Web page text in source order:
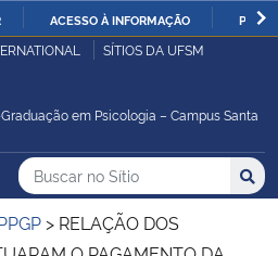
IR
O
ACESSO À INFORMAÇÃO
SÍTIOS DA UFSM
em Psicologia – Campus Santa
do Sítio
Busca
Buscar no no Sítio
Busca:
> RELAÇÃO DOS